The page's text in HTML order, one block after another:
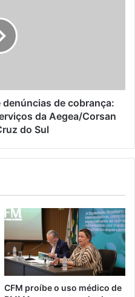
denúncias de cobrança:
da Aegea/Corsan
do Sul
CFM proíbe o uso médico de